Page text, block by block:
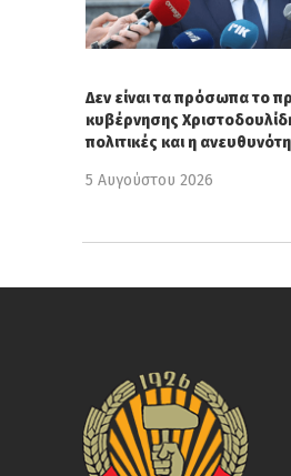
Δεν είναι τα πρόσωπα το
κυβέρνησης
πολιτικές και η
5 Αυγούστου 2026